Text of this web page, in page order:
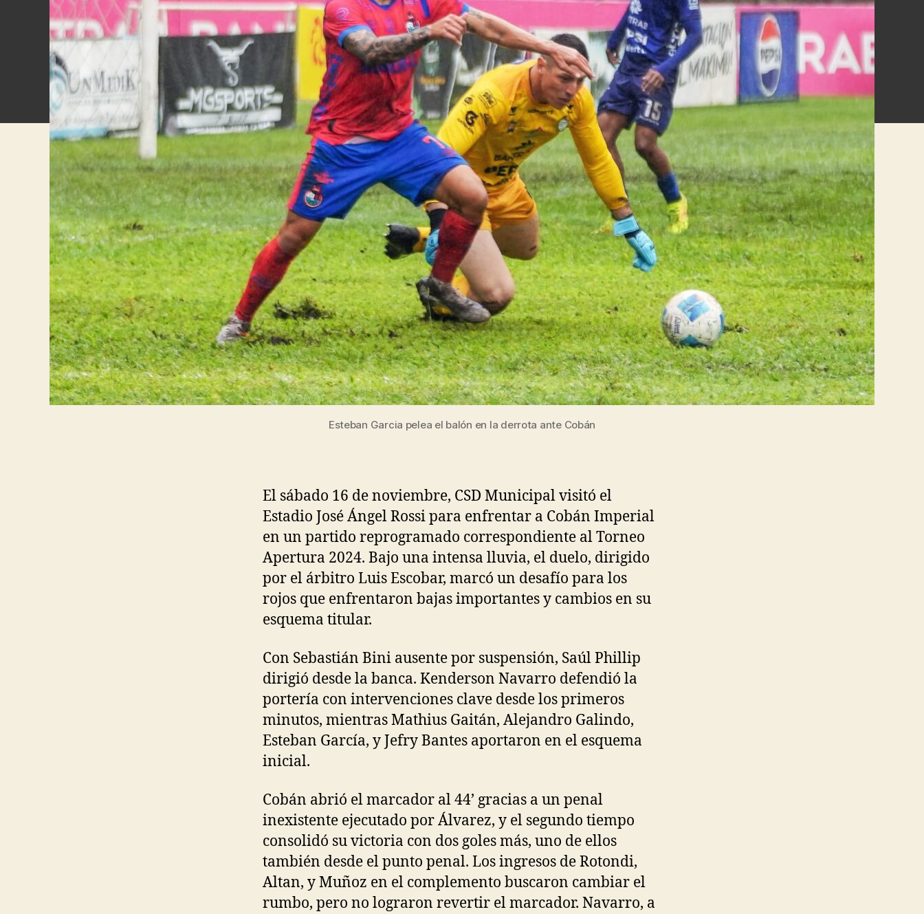
Esteban Garcia pelea el balón en la derrota ante Cobán
El sábado 16 de noviembre, CSD Municipal visitó el
Estadio José Ángel Rossi para enfrentar a Cobán Imperial
en un partido reprogramado correspondiente al Torneo
Apertura 2024. Bajo una intensa lluvia, el duelo, dirigido
por el árbitro Luis Escobar, marcó un desafío para los
rojos que enfrentaron bajas importantes y cambios en su
esquema titular.
Con Sebastián Bini ausente por suspensión, Saúl Phillip
dirigió desde la banca. Kenderson Navarro defendió la
portería con intervenciones clave desde los primeros
minutos, mientras Mathius Gaitán, Alejandro Galindo,
Esteban García, y Jefry Bantes aportaron en el esquema
inicial.
Cobán abrió el marcador al 44’ gracias a un penal
inexistente ejecutado por Álvarez, y el segundo tiempo
consolidó su victoria con dos goles más, uno de ellos
también desde el punto penal. Los ingresos de Rotondi,
Altan, y Muñoz en el complemento buscaron cambiar el
rumbo, pero no lograron revertir el marcador. Navarro, a